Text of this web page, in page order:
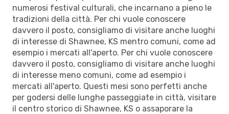
numerosi festival culturali, che incarnano a pieno le
tradizioni della città. Per chi vuole conoscere
davvero il posto, consigliamo di visitare anche luoghi
di interesse di Shawnee, KS mentro comuni, come ad
esempio i mercati all'aperto. Per chi vuole conoscere
davvero il posto, consigliamo di visitare anche luoghi
di interesse meno comuni, come ad esempio i
mercati all'aperto. Questi mesi sono perfetti anche
per godersi delle lunghe passeggiate in città, visitare
il centro storico di Shawnee, KS o assaporare la